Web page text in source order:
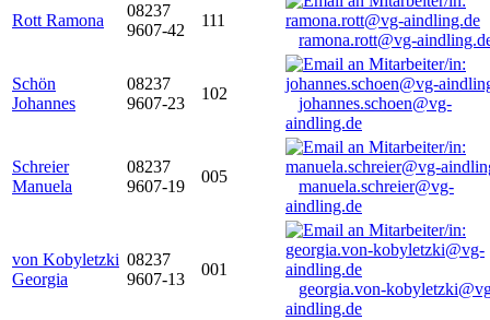
Rott Ramona
08237
9607-42
111
ramona.rott@vg-
Schön
Johannes
08237
9607-23
102
johannes.schoen@vg-
aindling.de
Schreier
Manuela
08237
9607-19
005
manuela.schreier@vg-
aindling.de
von Kobyletzki
Georgia
08237
9607-13
001
georgia.von-
aindling.de